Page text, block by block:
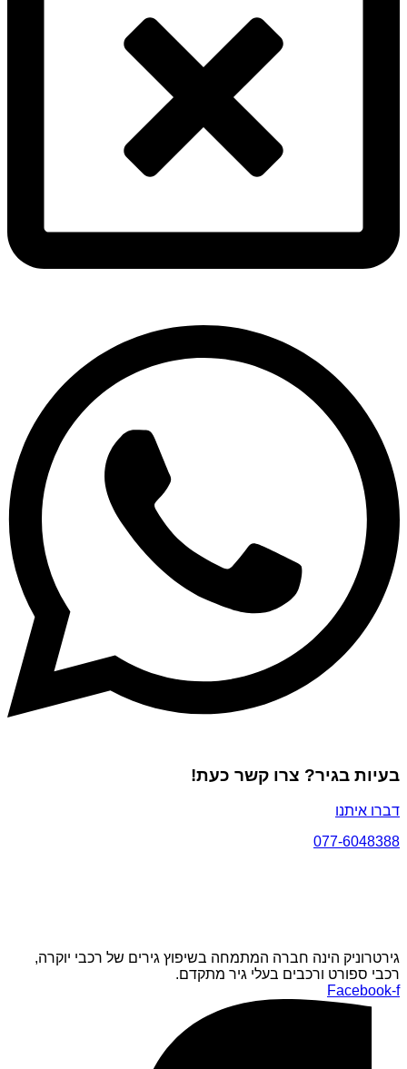
בעיות בגיר? צרו קשר כעת!
דברו איתנו
077-6048388
גירטרוניק הינה חברה המתמחה בשיפוץ גירים של רכבי יוקרה,
רכבי ספורט ורכבים בעלי גיר מתקדם.
Facebook-f